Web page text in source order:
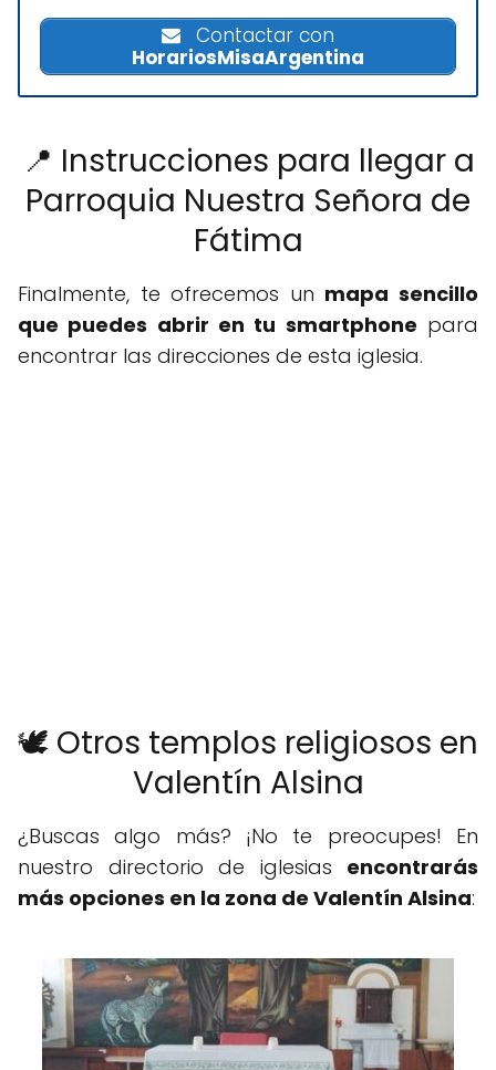
Contactar con
HorariosMisaArgentina
📍 Instrucciones para llegar a
Parroquia Nuestra Señora de
Fátima
Finalmente, te ofrecemos un mapa sencillo
que puedes abrir en tu smartphone para
encontrar las direcciones de esta iglesia.
🕊️ Otros templos religiosos en
Valentín Alsina
¿Buscas algo más? ¡No te preocupes! En
nuestro directorio de iglesias encontrarás
más opciones en la zona de Valentín Alsina: